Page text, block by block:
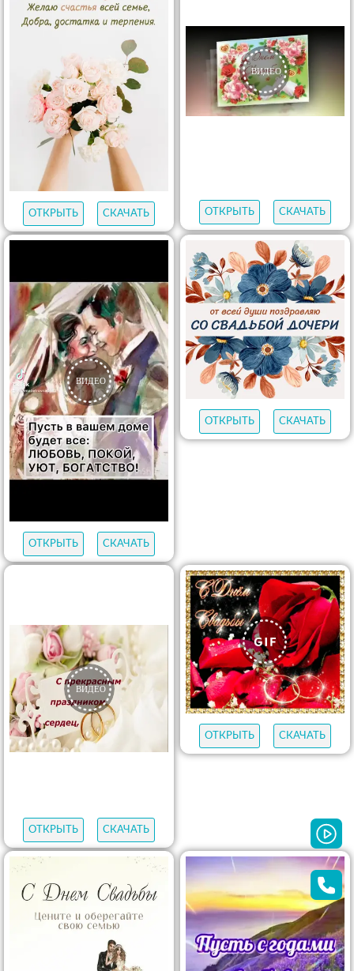
ОТКРЫТЬ СКАЧАТЬ ОТКРЫТЬ СКАЧАТЬ
ОТКРЫТЬ СКАЧАТЬ
ОТКРЫТЬ СКАЧАТЬ
ОТКРЫТЬ СКАЧАТЬ
ОТКРЫТЬ СКАЧАТЬ